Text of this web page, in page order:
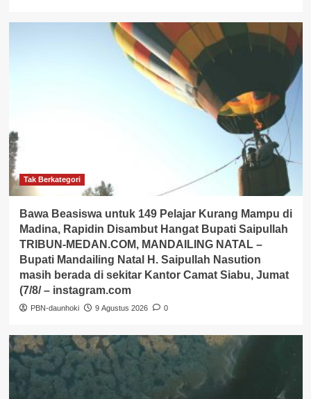
Tak Berkategori
Bawa Beasiswa untuk 149 Pelajar Kurang Mampu di
Madina, Rapidin Disambut Hangat Bupati Saipullah
TRIBUN-MEDAN.COM, MANDAILING NATAL –
Bupati Mandailing Natal H. Saipullah Nasution
masih berada di sekitar Kantor Camat Siabu, Jumat
(7/8/ – instagram.com
PBN-daunhoki 9 Agustus 2026 0